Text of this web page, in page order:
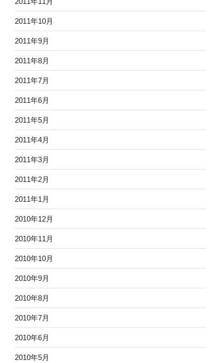
2011年10月
2011年9月
2011年8月
2011年7月
2011年6月
2011年5月
2011年4月
2011年3月
2011年2月
2011年1月
2010年12月
2010年11月
2010年10月
2010年9月
2010年8月
2010年7月
2010年6月
2010年5月